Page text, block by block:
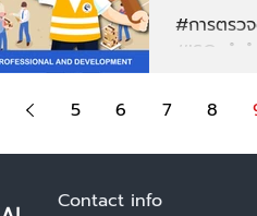
#การตรว
#ISO คำ
อิสระ...
5 6 7 8
Contact info